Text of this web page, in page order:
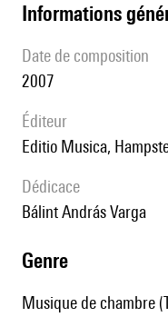
informations
date de composition
2007
éditeur
Editio Musica,
Dédicace
Bálint András Varga
genre
Musique de chambre